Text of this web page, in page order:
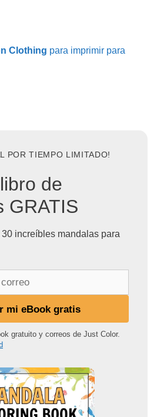
Clothing para imprimir para
POR TIEMPO LIMITADO!
de
GRATIS
increíbles mandalas para
mi eBook gratis
gratuito y correos de Just Color.